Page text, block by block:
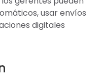
usar envíos
digitales